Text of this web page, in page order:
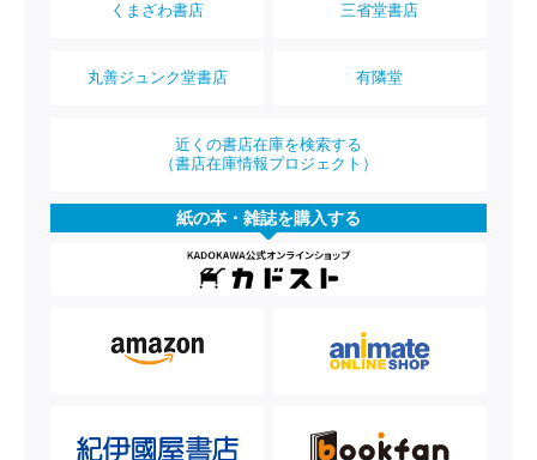
くまざわ書店 三省堂書店
丸善ジュンク堂書店 有隣堂
近くの書店在庫を検索する
（書店在庫情報プロジェクト）
紙の本・雑誌を購入する